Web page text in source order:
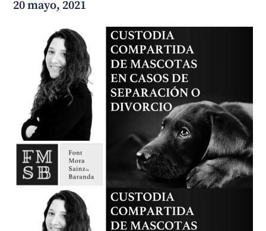
20 mayo, 2021